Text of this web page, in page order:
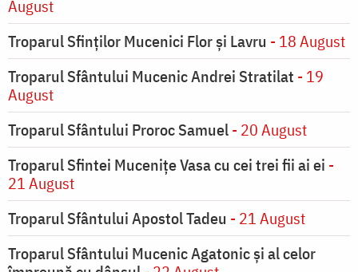
August
Troparul Sfinţilor Mucenici Flor şi Lavru - 18 August
Troparul Sfântului Mucenic Andrei Stratilat - 19
August
Troparul Sfântului Proroc Samuel- 20 August
Troparul Sfintei Muceniţe Vasa cu cei trei fii ai ei -
21 August
Troparul Sfântului Apostol Tadeu - 21 August
Troparul Sfântului Mucenic Agatonic şi al celor